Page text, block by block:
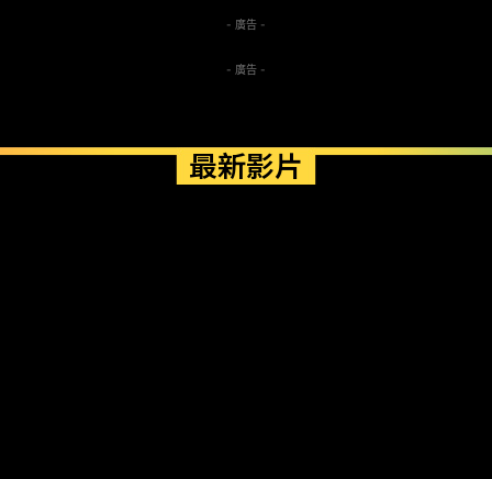
- 廣告 -
- 廣告 -
最新影片